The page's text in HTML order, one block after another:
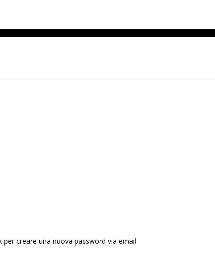
creare una nuova password via email